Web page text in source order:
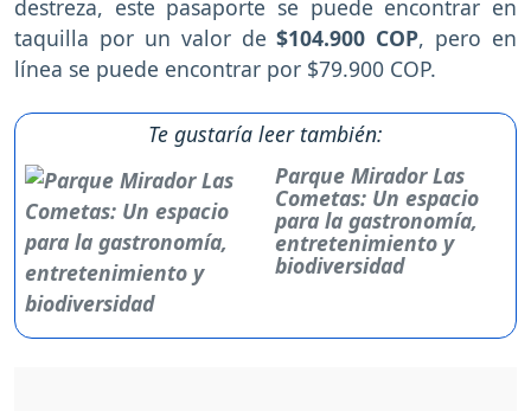
destreza, este pasaporte se puede encontrar en
taquilla por un valor de$104.900 COP, pero en
línea se puede encontrar por $79.900 COP.
Te gustaría leer también:
Parque Mirador Las
Cometas: Un espacio
para la gastronomía,
entretenimiento y
biodiversidad